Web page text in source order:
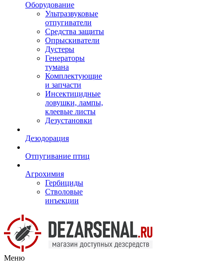
Оборудование
Ультразвуковые
отпугиватели
Средства защиты
Опрыскиватели
Дустеры
Генераторы
тумана
Комплектующие
и запчасти
Инсектицидные
ловушки, лампы,
клеевые листы
Дезустановки
Дезодорация
Отпугивание птиц
Агрохимия
Гербициды
Стволовые
инъекции
Меню